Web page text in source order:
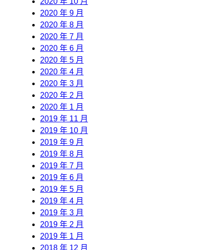
2020 年 9 月
2020 年 8 月
2020 年 7 月
2020 年 6 月
2020 年 5 月
2020 年 4 月
2020 年 3 月
2020 年 2 月
2020 年 1 月
2019 年 11 月
2019 年 10 月
2019 年 9 月
2019 年 8 月
2019 年 7 月
2019 年 6 月
2019 年 5 月
2019 年 4 月
2019 年 3 月
2019 年 2 月
2019 年 1 月
2018 年 12 月